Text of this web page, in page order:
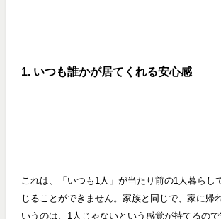
1. いつも誰かが居てくれる安心感
これは、「いつも1人」が当たり前の1人暮らし
じることができません。家族と同じで、家に帰
いうのは、1人じゃないという感覚が持てるの